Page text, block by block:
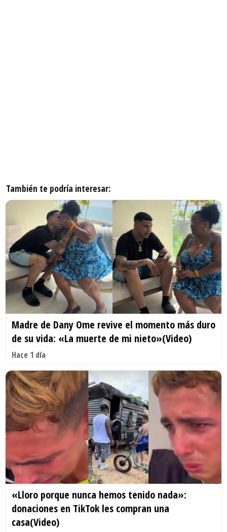
También te podría interesar:
Madre de Dany Ome revive el momento más duro
de su vida: «La muerte de mi nieto»(Video)
Hace 1 día
«Lloro porque nunca hemos tenido nada»:
donaciones en TikTok les compran una
casa(Video)